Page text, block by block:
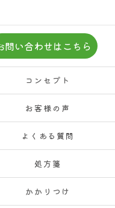
問い合わせはこちら
コンセプト
お客様の声
よくある質問
処方箋
かかりつけ